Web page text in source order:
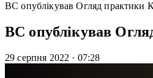
ВС опублікував Огляд практики
ВС опублікував
29 серпня 2022 · 07:28